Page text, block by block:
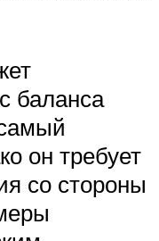
баланса
он требует
со стороны